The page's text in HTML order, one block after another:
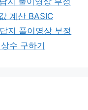
계산 BASIC
지 풀이영상 부정
수 구하기